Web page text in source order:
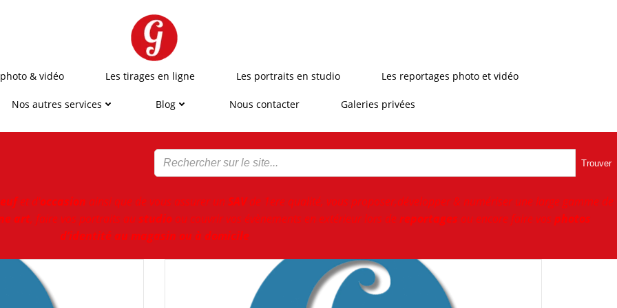
& vidéo Les tirages en ligne Les portraits en studio Les reportages photo et vidéo
Nos autres services Blog Nous contacter Galeries privées
Trouver
et d'occasion ainsi que de vous assurer un SAVde 1ere qualité, vous proposer,développer & numériser une large gamme de
art, faire vos portraits austudio ou couvrir vos évènements en extérieur lors de reportages ou encore faire vos photos
d’identité au magasin ou à domicile